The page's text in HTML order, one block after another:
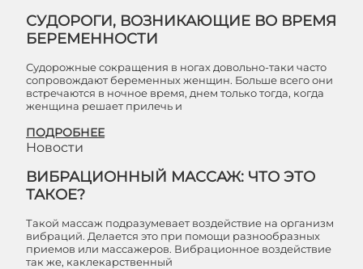
СУДОРОГИ, ВОЗНИКАЮЩИЕ ВО ВРЕМЯ
БЕРЕМЕННОСТИ
Судорожные сокращения в ногах довольно-таки часто
сопровождают беременных женщин. Больше всего они
встречаются в ночное время, днем только тогда, когда
женщина решает прилечь и
ПОДРОБНЕЕ
Новости
ВИБРАЦИОННЫЙ МАССАЖ: ЧТО ЭТО
ТАКОЕ?
Такой массаж подразумевает воздействие на организм
вибраций. Делается это при помощи разнообразных
приемов или массажеров. Вибрационное воздействие
так же, каклекарственный